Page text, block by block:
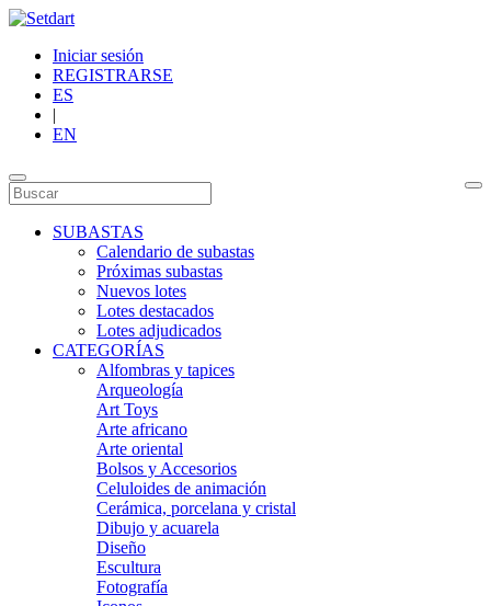
Iniciar sesión
REGISTRARSE
ES
|
EN
SUBASTAS
Calendario de subastas
Próximas subastas
Nuevos lotes
Lotes destacados
Lotes adjudicados
CATEGORÍAS
Alfombras y tapices
Arqueología
Art Toys
Arte africano
Arte oriental
Bolsos y Accesorios
Celuloides de animación
Cerámica, porcelana y cristal
Dibujo y acuarela
Diseño
Escultura
Fotografía